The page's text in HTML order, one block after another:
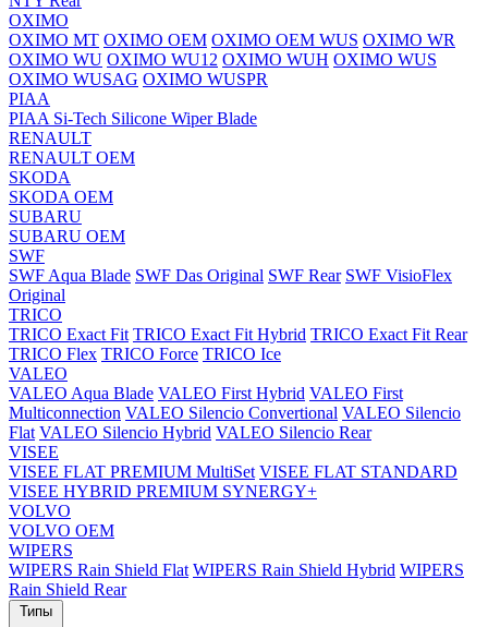
OXIMO
OXIMO MT OXIMO OEM OXIMO OEM WUS OXIMO WR
OXIMO WU OXIMO WU12 OXIMO WUH OXIMO WUS
OXIMO WUSAG OXIMO WUSPR
PIAA
PIAA Si-Tech Silicone Wiper Blade
RENAULT
RENAULT OEM
SKODA
SKODA OEM
SUBARU
SUBARU OEM
SWF
SWF Aqua Blade SWF Das Original SWF Rear SWF VisioFlex
Original
TRICO
TRICO Exact Fit TRICO Exact Fit Hybrid TRICO Exact Fit Rear
TRICO Flex TRICO Force TRICO Ice
VALEO
VALEO Aqua Blade VALEO First Hybrid VALEO First
Multiconnection VALEO Silencio Convertional VALEO Silencio
Flat VALEO Silencio Hybrid VALEO Silencio Rear
VISEE
VISEE FLAT PREMIUM MultiSet VISEE FLAT STANDARD
VISEE HYBRID PREMIUM SYNERGY+
VOLVO
VOLVO OEM
WIPERS
WIPERS Rain Shield Flat WIPERS Rain Shield Hybrid WIPERS
Rain Shield Rear
Типы